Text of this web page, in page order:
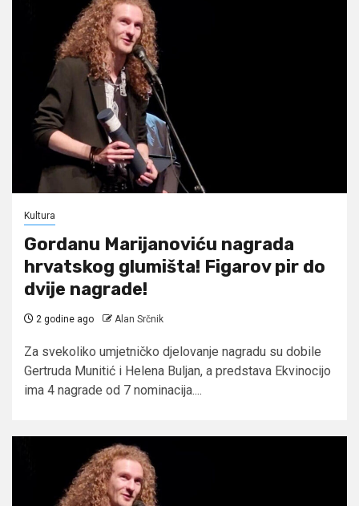
Kultura
Gordanu Marijanoviću nagrada
hrvatskog glumišta! Figarov pir do
dvije nagrade!
2 godine ago Alan Srčnik
Za svekoliko umjetničko djelovanje nagradu su dobile
Gertruda Munitić i Helena Buljan, a predstava Ekvinocijo
ima 4 nagrade od 7 nominacija....